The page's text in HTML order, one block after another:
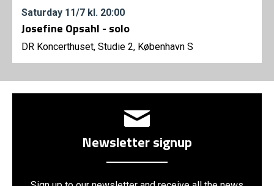
Saturday 11/7 kl. 20:00
Josefine Opsahl - solo
DR Koncerthuset, Studie 2, København S
Newsletter signup